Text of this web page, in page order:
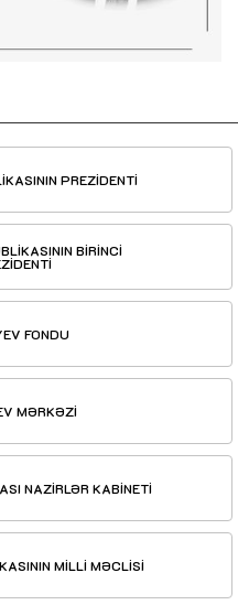
PREZİDENTİ
BİRİNCİ
FONDU
MƏRKƏZİ
NAZİRLƏR KABİNETİ
MİLLİ MƏCLİSİ